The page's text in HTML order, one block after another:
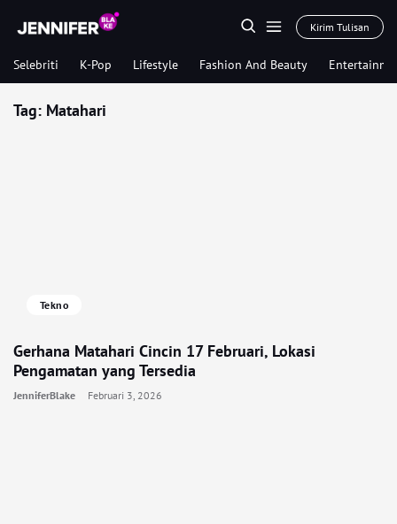
Kirim Tulisan
Selebriti K-Pop Lifestyle Fashion And Beauty
Tag: Matahari
Tekno
Gerhana Matahari Cincin 17 Februari, Lokasi
Pengamatan yang Tersedia
JenniferBlake Februari 3, 2026